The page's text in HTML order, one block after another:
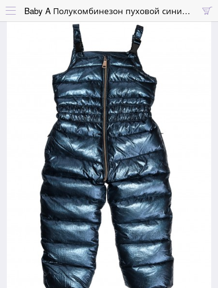
 
Baby A Полукомбинезон пуховой синий блестящий с высокой грудкой на лямках